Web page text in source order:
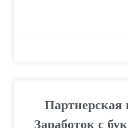
Заработок с